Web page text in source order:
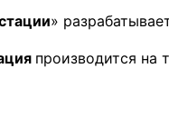
»
производится на